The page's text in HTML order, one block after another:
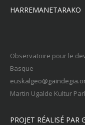
HARREMANETARAKO
Observatoire pour le
Basque
Martin Ugalde Kultur
PROJET RÉALISÉ PAR